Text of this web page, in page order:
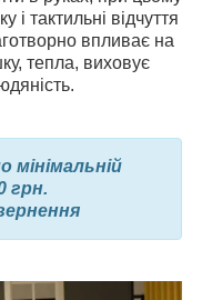
тактильні відчуття
впливає на
тепла, виховує
мінімальній
грн.